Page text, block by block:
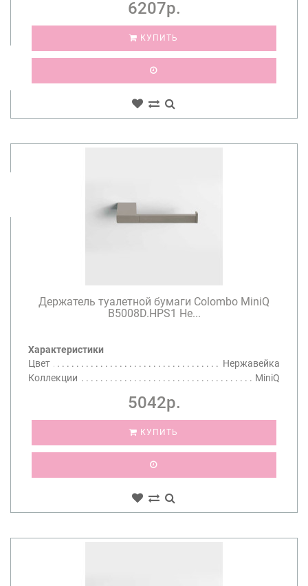
6207р.
КУПИТЬ
Держатель туалетной бумаги Colombo MiniQ
B5008D.HPS1 Не...
Характеристики
Цвет
Нержавейка
Коллекции
MiniQ
5042р.
КУПИТЬ